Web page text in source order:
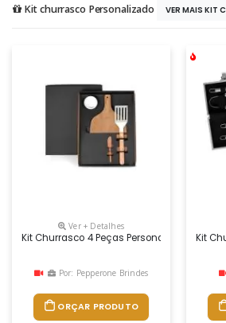
Kit churrasco Personalizado VER MAIS KIT
Ver + Detalhes
Kit Churrasco 4 Peças Personalizado
Por: Pepperone Brindes
ORÇAR PRODUTO
Kit